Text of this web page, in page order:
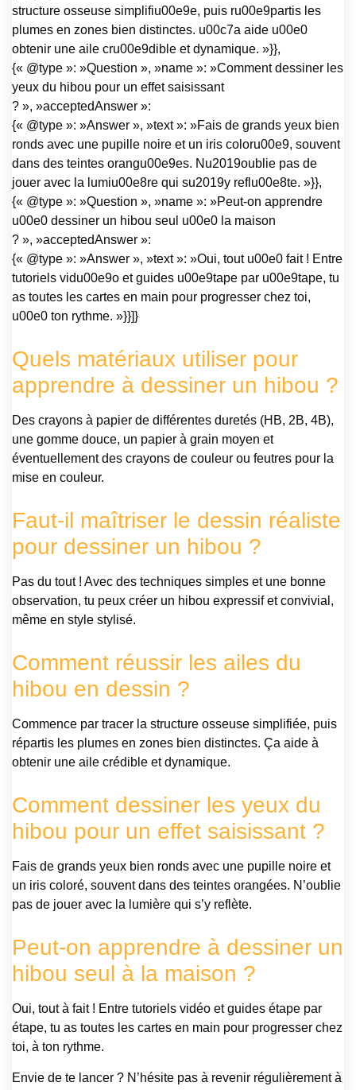
structure osseuse simplifiu00e9e, puis ru00e9partis les
plumes en zones bien distinctes. u00c7a aide u00e0
obtenir une aile cru00e9dible et dynamique. »}},
{« @type »: »Question », »name »: »Comment dessiner les
yeux du hibou pour un effet saisissant
? », »acceptedAnswer »:
{« @type »: »Answer », »text »: »Fais de grands yeux bien
ronds avec une pupille noire et un iris coloru00e9, souvent
dans des teintes orangu00e9es. Nu2019oublie pas de
jouer avec la lumiu00e8re qui su2019y reflu00e8te. »}},
{« @type »: »Question », »name »: »Peut-on apprendre
u00e0 dessiner un hibou seul u00e0 la maison
? », »acceptedAnswer »:
{« @type »: »Answer », »text »: »Oui, tout u00e0 fait ! Entre
tutoriels vidu00e9o et guides u00e9tape par u00e9tape, tu
as toutes les cartes en main pour progresser chez toi,
u00e0 ton rythme. »}}]}
Quels matériaux utiliser pour
apprendre à dessiner un hibou ?
Des crayons à papier de différentes duretés (HB, 2B, 4B),
une gomme douce, un papier à grain moyen et
éventuellement des crayons de couleur ou feutres pour la
mise en couleur.
Faut-il maîtriser le dessin réaliste
pour dessiner un hibou ?
Pas du tout ! Avec des techniques simples et une bonne
observation, tu peux créer un hibou expressif et convivial,
même en style stylisé.
Comment réussir les ailes du
hibou en dessin ?
Commence par tracer la structure osseuse simplifiée, puis
répartis les plumes en zones bien distinctes. Ça aide à
obtenir une aile crédible et dynamique.
Comment dessiner les yeux du
hibou pour un effet saisissant ?
Fais de grands yeux bien ronds avec une pupille noire et
un iris coloré, souvent dans des teintes orangées. N’oublie
pas de jouer avec la lumière qui s’y reflète.
Peut-on apprendre à dessiner un
hibou seul à la maison ?
Oui, tout à fait ! Entre tutoriels vidéo et guides étape par
étape, tu as toutes les cartes en main pour progresser chez
toi, à ton rythme.
Envie de te lancer ? N’hésite pas à revenir régulièrement à